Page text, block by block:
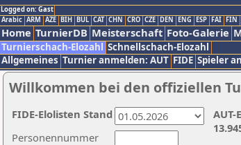
Logged on: Gast
Arabic ARM AZE BIH BUL CAT CHN CRO CZE DEN ENG ESP FAI FIN
Home TurnierDB Meisterschaft Foto-Galerie
Turnierschach-Elozahl Schnellschach-Elozahl
Allgemeines Turnier anmelden: AUT FIDE Spieler
Willkommen bei den offiziellen
Personennummer
FIDE-Elolisten Stand